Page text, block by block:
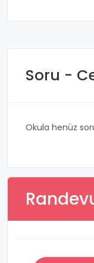
Soru -
Okula henüz